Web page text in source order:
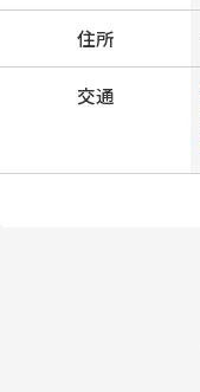
住所
交通